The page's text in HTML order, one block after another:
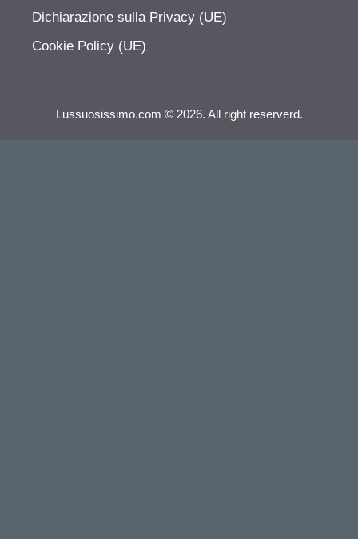
Dichiarazione sulla Privacy (UE)
Cookie Policy (UE)
Lussuosissimo.com © 2026. All right reserverd.